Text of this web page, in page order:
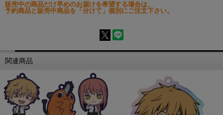
販売中の商品だけ早めのお届けを希望する場合は、
予約商品と販売中商品を「分けて」個別にご注文下さい。
関連商品